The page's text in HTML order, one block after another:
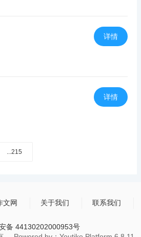
详情
详情
...215
文网 关于我们 联系我们
备 44130202000953号